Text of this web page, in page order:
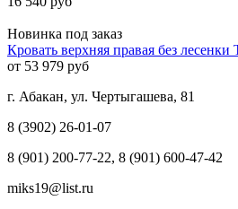
Новинка под заказ
Кровать верхняя правая без
от 53 979 руб
г. Абакан, ул. Чертыгашева, 81
8 (3902) 26-01-07
8 (901) 200-77-22, 8 (901) 600-47-42
miks19@list.ru